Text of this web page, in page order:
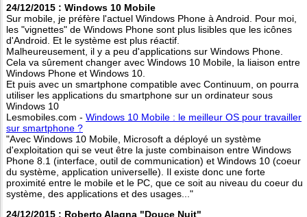
24/12/2015 : Windows 10 Mobile
Sur mobile, je préfère l'actuel Windows Phone à Android. Pour moi,
les "vignettes" de Windows Phone sont plus lisibles que les icônes
d'Android. Et le système est plus réactif.
Malheureusement, il y a peu d'applications sur Windows Phone.
Cela va sûrement changer avec Windows 10 Mobile, la liaison entre
Windows Phone et Windows 10.
Et puis avec un smartphone compatible avec Continuum, on pourra
utiliser les applications du smartphone sur un ordinateur sous
Windows 10
Lesmobiles.com - Windows 10 Mobile : le meilleur OS pour travailler
sur smartphone ?
"Avec Windows 10 Mobile, Microsoft a déployé un système
d'exploitation qui se veut être la juste combinaison entre Windows
Phone 8.1 (interface, outil de communication) et Windows 10 (coeur
du système, application universelle). Il existe donc une forte
proximité entre le mobile et le PC, que ce soit au niveau du coeur du
système, des applications et des usages..."
24/12/2015 : Roberto Alagna "Douce Nuit"